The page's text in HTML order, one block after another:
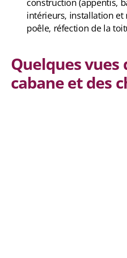
construction (appentis,
intérieurs, installation et
poêle, réfection de la
Quelques vues
cabane et des
Les éditions Tous A Poêle
Chansons